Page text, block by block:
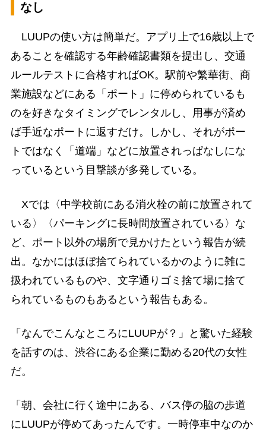
なし
LUUPの使い方は簡単だ。アプリ上で16歳以上で
あることを確認する年齢確認書類を提出し、交通
ルールテストに合格すればOK。駅前や繁華街、商
業施設などにある「ポート」に停められているも
のを好きなタイミングでレンタルし、用事が済め
ば手近なポートに返すだけ。しかし、それがポー
トではなく「道端」などに放置されっぱなしにな
っているという目撃談が多発している。
Xでは〈中学校前にある消火栓の前に放置されて
いる〉〈パーキングに長時間放置されている〉な
ど、ポート以外の場所で見かけたという報告が続
出。なかにはほぼ捨てられているかのように雑に
扱われているものや、文字通りゴミ捨て場に捨て
られているものもあるという報告もある。
「なんでこんなところにLUUPが？」と驚いた経験
を話すのは、渋谷にある企業に勤める20代の女性
だ。
「朝、会社に行く途中にある、バス停の脇の歩道
にLUUPが停めてあったんです。一時停車中なのか